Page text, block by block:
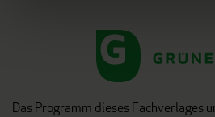
Das Programm dieses Fachverlages